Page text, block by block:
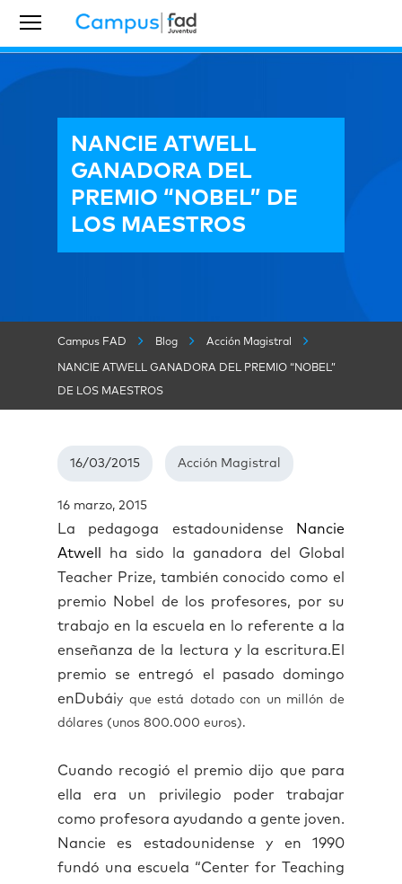
NANCIE ATWELL
GANADORA DEL
PREMIO “NOBEL” DE
LOS MAESTROS
Campus FAD Blog Acción Magistral
NANCIE ATWELL GANADORA DEL PREMIO “NOBEL”
DE LOS MAESTROS
16/03/2015 Acción Magistral
16 marzo, 2015
La pedagoga estadounidense
Nancie
Atwell
ha sido la ganadora del Global
Teacher Prize, también conocido como el
premio Nobel de los profesores, por su
trabajo en la escuela en lo referente a la
enseñanza de la lectura y la escritura. El
premio se entregó el pasado domingo
en Dubáiy que está dotado con un millón de
dólares (unos 800.000 euros).
Cuando recogió el premio dijo que para
ella era un privilegio poder trabajar
como profesora ayudando a gente joven.
Nancie es estadounidense y en 1990
fundó una escuela “Center for Teaching